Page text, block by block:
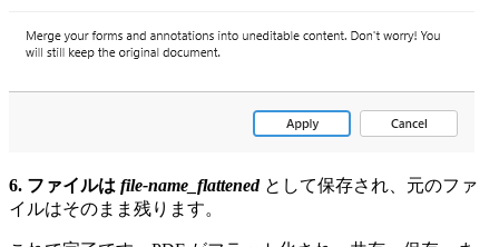
6. ファイルは file-name_flattened として保存され、元のファ
イルはそのまま残ります。